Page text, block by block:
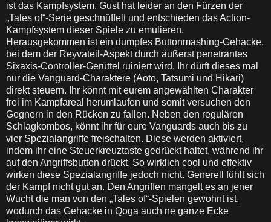
ist das Kampfsystem. Gust hat leider an den Fürzen der
„Tales of“-Serie geschnüffelt und entschieden das Action-
Kampfsystem dieser Spiele zu emulieren.
Herausgekommen ist ein dumpfes Buttonmashing-Gehacke,
bei dem der Reyvateil-Aspekt durch äußerst penetrantes
Sixaxis-Controller-Gerüttel ruiniert wird. Ihr dürft dieses mal
nur die Vanguard-Charaktere (Aoto, Tatsumi und Hikari)
direkt steuern. Ihr könnt mit eurem angewählten Charakter
frei im Kampfareal herumlaufen und somit versuchen den
Gegnern in den Rücken zu fallen. Neben den regulären
Schlagkombos, könnt ihr für eure Vanguards auch bis zu
vier Spezialangriffe freischalten. Diese werden aktiviert,
indem ihr eine Steuerkreuztaste gedrückt haltet, während ihr
auf den Angriffsbutton drückt. So wirklich cool und effektiv
wirken diese Spezialangriffe jedoch nicht. Generell fühlt sich
der Kampf nicht gut an. Den Angriffen mangelt es an jener
Wucht die man von den „Tales of“-Spielen gewohnt ist,
wodurch das Gehacke in Qoga auch ne ganze Ecke